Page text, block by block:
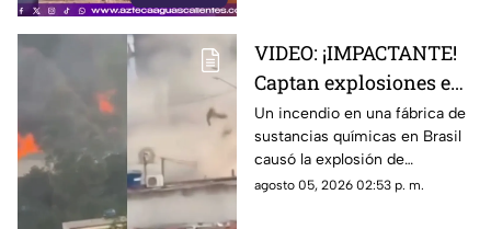
VIDEO: ¡IMPACTANTE!
Captan explosiones en
alcantarillas tras el
incendio en una
fábrica
Un incendio en una fábrica de
sustancias químicas en Brasil
causó la explosión de
alcantarillas; el momento
agosto 05, 2026 02:53 p. m.